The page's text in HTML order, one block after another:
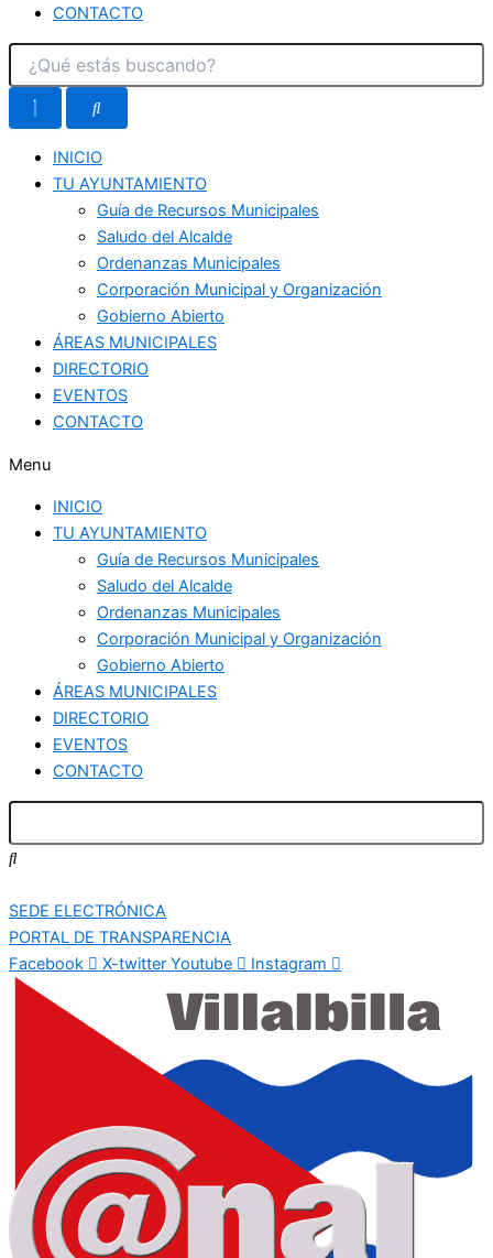
CONTACTO
INICIO
TU AYUNTAMIENTO
Guía de Recursos Municipales
Saludo del Alcalde
Ordenanzas Municipales
Corporación Municipal y Organización
Gobierno Abierto
ÁREAS MUNICIPALES
DIRECTORIO
EVENTOS
CONTACTO
Menu
INICIO
TU AYUNTAMIENTO
Guía de Recursos Municipales
Saludo del Alcalde
Ordenanzas Municipales
Corporación Municipal y Organización
Gobierno Abierto
ÁREAS MUNICIPALES
DIRECTORIO
EVENTOS
CONTACTO
SEDE ELECTRÓNICA
PORTAL DE TRANSPARENCIA
Facebook
X-twitter Youtube Instagram